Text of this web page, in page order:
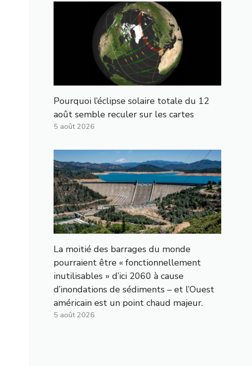
Pourquoi l’éclipse solaire totale du 12
août semble reculer sur les cartes
5 août 2026
La moitié des barrages du monde
pourraient être « fonctionnellement
inutilisables » d’ici 2060 à cause
d’inondations de sédiments – et l’Ouest
américain est un point chaud majeur.
5 août 2026